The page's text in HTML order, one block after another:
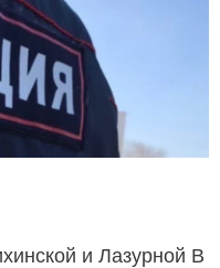
и Лазурной В